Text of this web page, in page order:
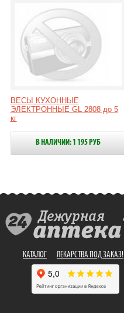
ВЕСЫ КУХОННЫЕ
ЭЛЕКТРОННЫЕ GL 2808 до 5
кг
В НАЛИЧИИ: 1 195 РУБ
КАТАЛОГ ЛЕКАРСТВА ПОД ЗАКАЗ!